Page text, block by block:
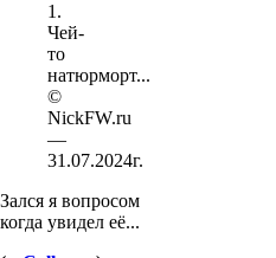
1.
Чей-
то
натюрморт...
©
NickFW.ru
—
31.07.2024г.
Зался я вопросом
когда увидел её...